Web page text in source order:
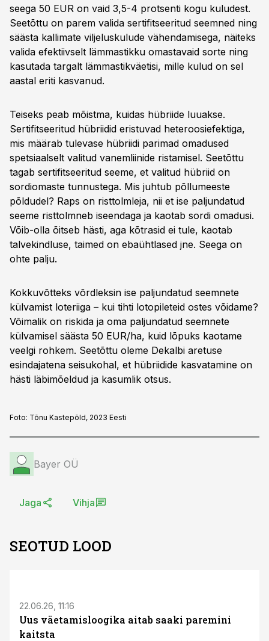
seega 50 EUR on vaid 3,5-4 protsenti kogu kuludest.
Seetõttu on parem valida sertifitseeritud seemned ning
säästa kallimate viljeluskulude vähendamisega, näiteks
valida efektiivselt lämmastikku omastavaid sorte ning
kasutada targalt lämmastikväetisi, mille kulud on sel
aastal eriti kasvanud.
Teiseks peab mõistma, kuidas hübriide luuakse.
Sertifitseeritud hübriidid eristuvad heteroosiefektiga,
mis määrab tulevase hübriidi parimad omadused
spetsiaalselt valitud vanemliinide ristamisel. Seetõttu
tagab sertifitseeritud seeme, et valitud hübriid on
sordiomaste tunnustega. Mis juhtub põllumeeste
põldudel? Raps on risttolmleja, nii et ise paljundatud
seeme risttolmneb iseendaga ja kaotab sordi omadusi.
Võib-olla õitseb hästi, aga kõtrasid ei tule, kaotab
talvekindluse, taimed on ebaühtlased jne. Seega on
ohte palju.
Kokkuvõtteks võrdleksin ise paljundatud seemnete
külvamist loteriiga – kui tihti lotopileteid ostes võidame?
Võimalik on riskida ja oma paljundatud seemnete
külvamisel säästa 50 EUR/ha, kuid lõpuks kaotame
veelgi rohkem. Seetõttu oleme Dekalbi aretuse
esindajatena seisukohal, et hübriidide kasvatamine on
hästi läbimõeldud ja kasumlik otsus.
Foto: Tõnu Kastepõld, 2023 Eesti
Bayer OÜ
Jaga Vihja
SEOTUD LOOD
22.06.26, 11:16
Uus väetamisloogika aitab saaki paremini
kaitsta